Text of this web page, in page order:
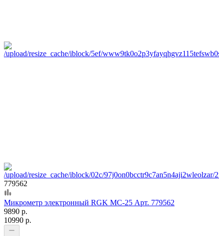
779562
Микрометр электронный RGK MC-25 Арт. 779562
9890 р.
10990 р.